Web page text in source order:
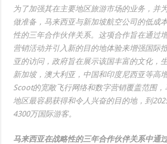
为了加强其在主要地区旅游市场的业务，并
做准备，马来西亚与新加坡航空公司的低成
性的三年合作伙伴关系。这项合作旨在通过
营销活动并引入新的目的地体验来增强国际
亚的访问，政府旨在展示该国丰富的文化，
新加坡，澳大利亚，中国和印度尼西亚等高
Scoot的宽敞飞行网络和数字营销覆盖范围
地区最容易获得和令人兴奋的目的地，到
4300万国际游客。
马来西亚在战略性的三年合作伙伴关系中通